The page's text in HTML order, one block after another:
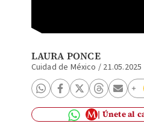
LAURA PONCE
Cuidad de México /
Únete al